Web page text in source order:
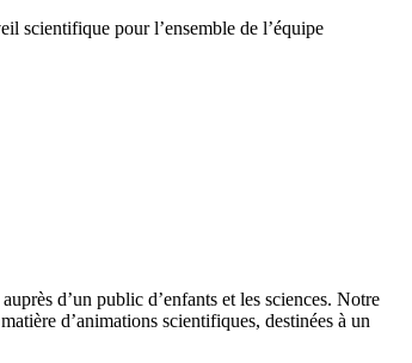
scientifique pour l’ensemble de l’équipe
d’un public d’enfants et les sciences. Notre
d’animations scientifiques, destinées à un